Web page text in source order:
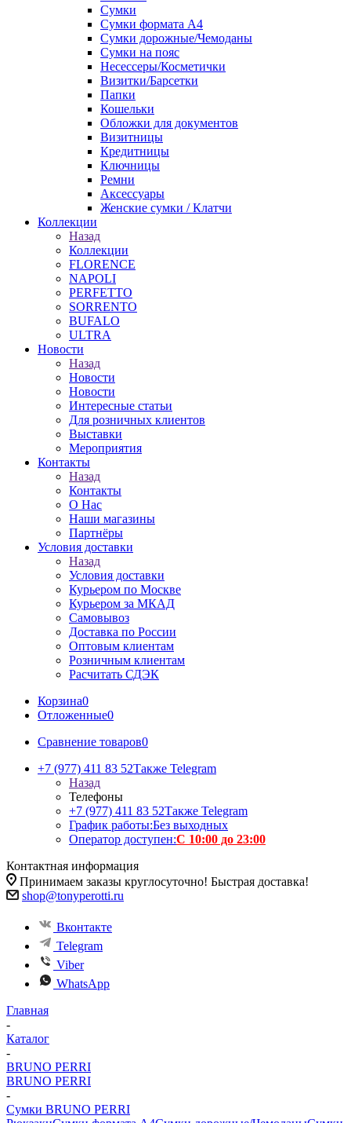
Сумки
Сумки формата А4
Сумки дорожные/Чемоданы
Сумки на пояс
Несессеры/Косметички
Визитки/Барсетки
Папки
Кошельки
Обложки для документов
Визитницы
Кредитницы
Ключницы
Ремни
Аксессуары
Женские сумки / Клатчи
Коллекции
Назад
Коллекции
FLORENCE
NAPOLI
PERFETTO
SORRENTO
BUFALO
ULTRA
Новости
Назад
Новости
Новости
Интересные статьи
Для розничных клиентов
Выставки
Мероприятия
Контакты
Назад
Контакты
О Нас
Наши магазины
Партнёры
Условия доставки
Назад
Условия доставки
Курьером по Москве
Курьером за МКАД
Самовывоз
Доставка по России
Оптовым клиентам
Розничным клиентам
Расчитать СДЭК
Корзина0
Отложенные0
Сравнение товаров0
+7 (977) 411 83 52Также Telegram
Назад
Телефоны
+7 (977) 411 83 52Также Telegram
График работы:Без выходных
Оператор доступен:С 10:00 до 23:00
Контактная информация
Принимаем заказы круглосуточно! Быстрая доставка!
shop@tonyperotti.ru
Вконтакте
Telegram
Viber
WhatsApp
Главная
-
Каталог
-
BRUNO PERRI
BRUNO PERRI
-
Сумки BRUNO PERRI